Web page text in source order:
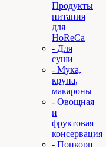
Продукты
питания
для
HoReCa
- Для
суши
- Мука,
крупа,
макароны
- Овощная
и
фруктовая
консервация
- Попкорн